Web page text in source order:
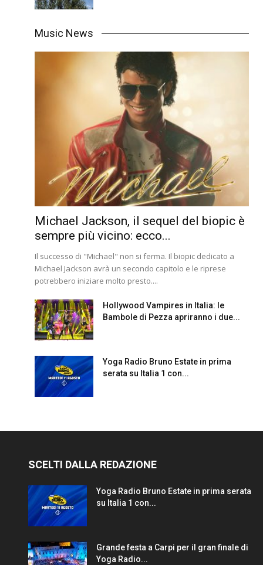
Music News
Michael Jackson, il sequel del biopic è
sempre più vicino: ecco...
Il successo di "Michael" non si ferma. Il biopic dedicato a
Michael Jackson avrà un secondo capitolo e le riprese
potrebbero iniziare molto presto....
Hollywood Vampires in Italia: le
Bambole di Pezza apriranno i due...
Yoga Radio Bruno Estate in prima
serata su Italia 1 con...
SCELTI DALLA REDAZIONE
Yoga Radio Bruno Estate in prima serata
su Italia 1 con...
Grande festa a Carpi per il gran finale di
Yoga Radio...